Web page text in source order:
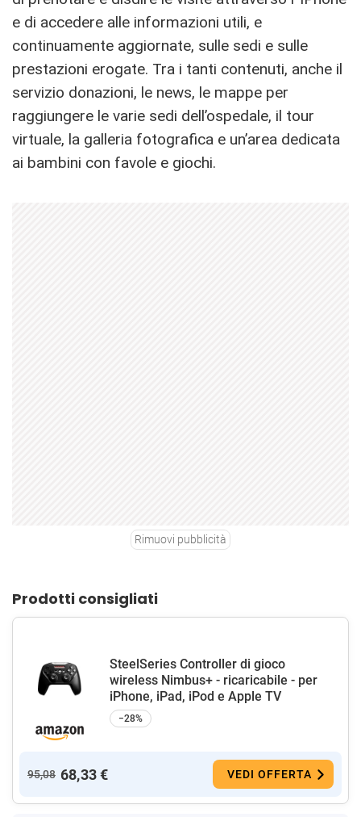
e di accedere alle informazioni utili, e
continuamente aggiornate, sulle sedi e sulle
prestazioni erogate. Tra i tanti contenuti, anche il
servizio donazioni, le news, le mappe per
raggiungere le varie sedi dell’ospedale, il tour
virtuale, la galleria fotografica e un’area dedicata
ai bambini con favole e giochi.
Rimuovi pubblicità
Prodotti consigliati
SteelSeries Controller di gioco
wireless Nimbus+ - ricaricabile - per
iPhone, iPad, iPod e Apple TV
−28%
95,08 68,33 € VEDI OFFERTA